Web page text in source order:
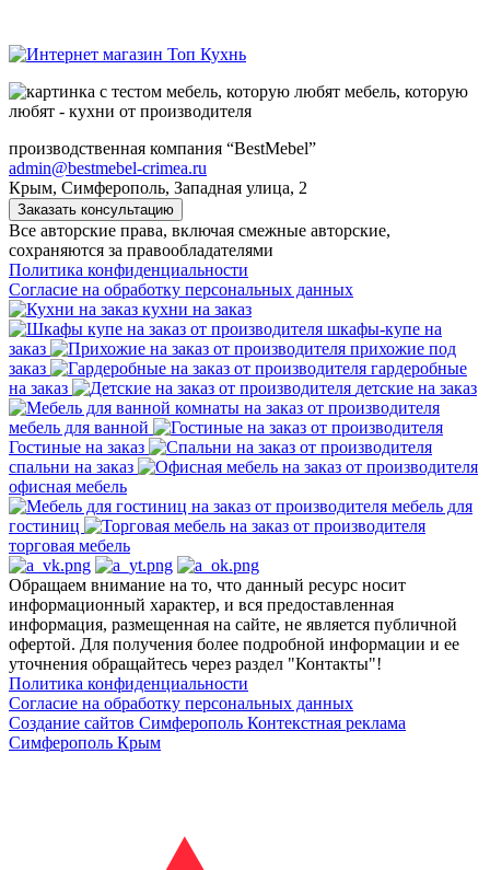
мебель, которую
любят - кухни от производителя
производственная компания “BestMebel”
admin@bestmebel-crimea.ru
Крым, Симферополь, Западная улица, 2
Заказать консультацию
Все авторские права, включая смежные авторские,
сохраняются за правообладателями
Политика конфиденциальности
Согласие на обработку персональных данных
кухни на заказ
шкафы-купе на
заказ
прихожие под
заказ
гардеробные
на заказ
детские на заказ
мебель для ванной
Гостиные на заказ
спальни на заказ
офисная мебель
мебель для
гостиниц
торговая мебель
Обращаем внимание на то, что данный ресурс носит
информационный характер, и вся предоставленная
информация, размещенная на сайте, не является публичной
офертой. Для получения более подробной информации и ее
уточнения обращайтесь через раздел "Контакты"!
Политика конфиденциальности
Согласие на обработку персональных данных
Создание сайтов Симферополь Контекстная реклама
Симферополь Крым